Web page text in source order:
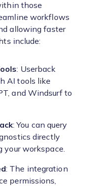
those
workflows
allowing faster
include:
: Userback
AI tools like
and Windsurf to
: You can query
directly
workspace.
: The integration
permissions,